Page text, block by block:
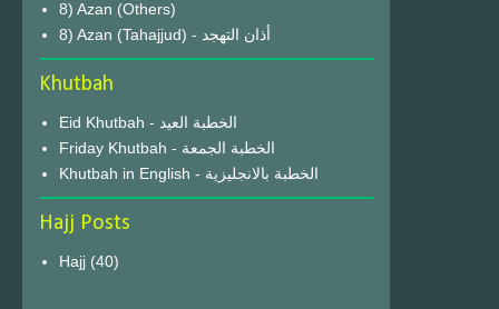
8) Azan (Others)
8) Azan (Tahajjud) - أذان التهجد
Khutbah
Eid Khutbah - الخطبة العيد
Friday Khutbah - الخطبة الجمعة
Khutbah in English - الخطبة بالانجليزية
Hajj Posts
Hajj (40)